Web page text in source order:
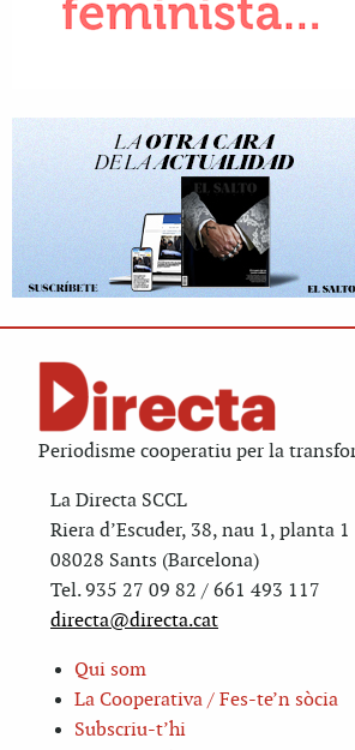
Periodisme cooperatiu per la
La Directa SCCL
Riera d’Escuder, 38, nau 1, planta 1
08028 Sants (Barcelona)
Tel. 935 27 09 82 / 661 493 117
directa@directa.cat
Qui som
La Cooperativa / Fes-te’n sòcia
Subscriu-t’hi